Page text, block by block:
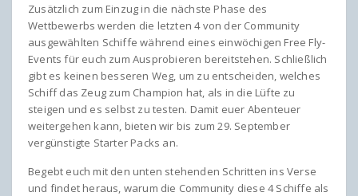
Zusätzlich zum Einzug in die nächste Phase des
Wettbewerbs werden die letzten 4 von der Community
ausgewählten Schiffe während eines einwöchigen Free Fly-
Events für euch zum Ausprobieren bereitstehen. Schließlich
gibt es keinen besseren Weg, um zu entscheiden, welches
Schiff das Zeug zum Champion hat, als in die Lüfte zu
steigen und es selbst zu testen. Damit euer Abenteuer
weitergehen kann, bieten wir bis zum 29. September
vergünstigte Starter Packs an.
Begebt euch mit den unten stehenden Schritten ins Verse
und findet heraus, warum die Community diese 4 Schiffe als